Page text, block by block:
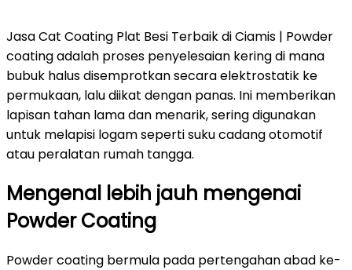
Jasa Cat Coating Plat Besi Terbaik di Ciamis | Powder
coating adalah proses penyelesaian kering di mana
bubuk halus disemprotkan secara elektrostatik ke
permukaan, lalu diikat dengan panas. Ini memberikan
lapisan tahan lama dan menarik, sering digunakan
untuk melapisi logam seperti suku cadang otomotif
atau peralatan rumah tangga.
Mengenal lebih jauh mengenai
Powder Coating
Powder coating bermula pada pertengahan abad ke-